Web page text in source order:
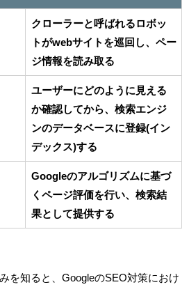
クローラーと呼ばれるロボッ
トがwebサイトを巡回し、ペー
ジ情報を読み取る
ユーザーにどのように見える
か確認してから、検索エンジ
ンのデータベースに登録(イン
デックス)する
Googleのアルゴリズムに基づ
くページ評価を行い、検索結
果として提供する
を知ると、GoogleのSEO対策におけ